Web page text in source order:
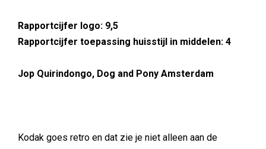
Rapportcijfer logo: 9,5
Rapportcijfer toepassing huisstijl in middelen: 4
Jop Quirindongo, Dog and Pony Amsterdam
Kodak goes retro en dat zie je niet alleen aan de